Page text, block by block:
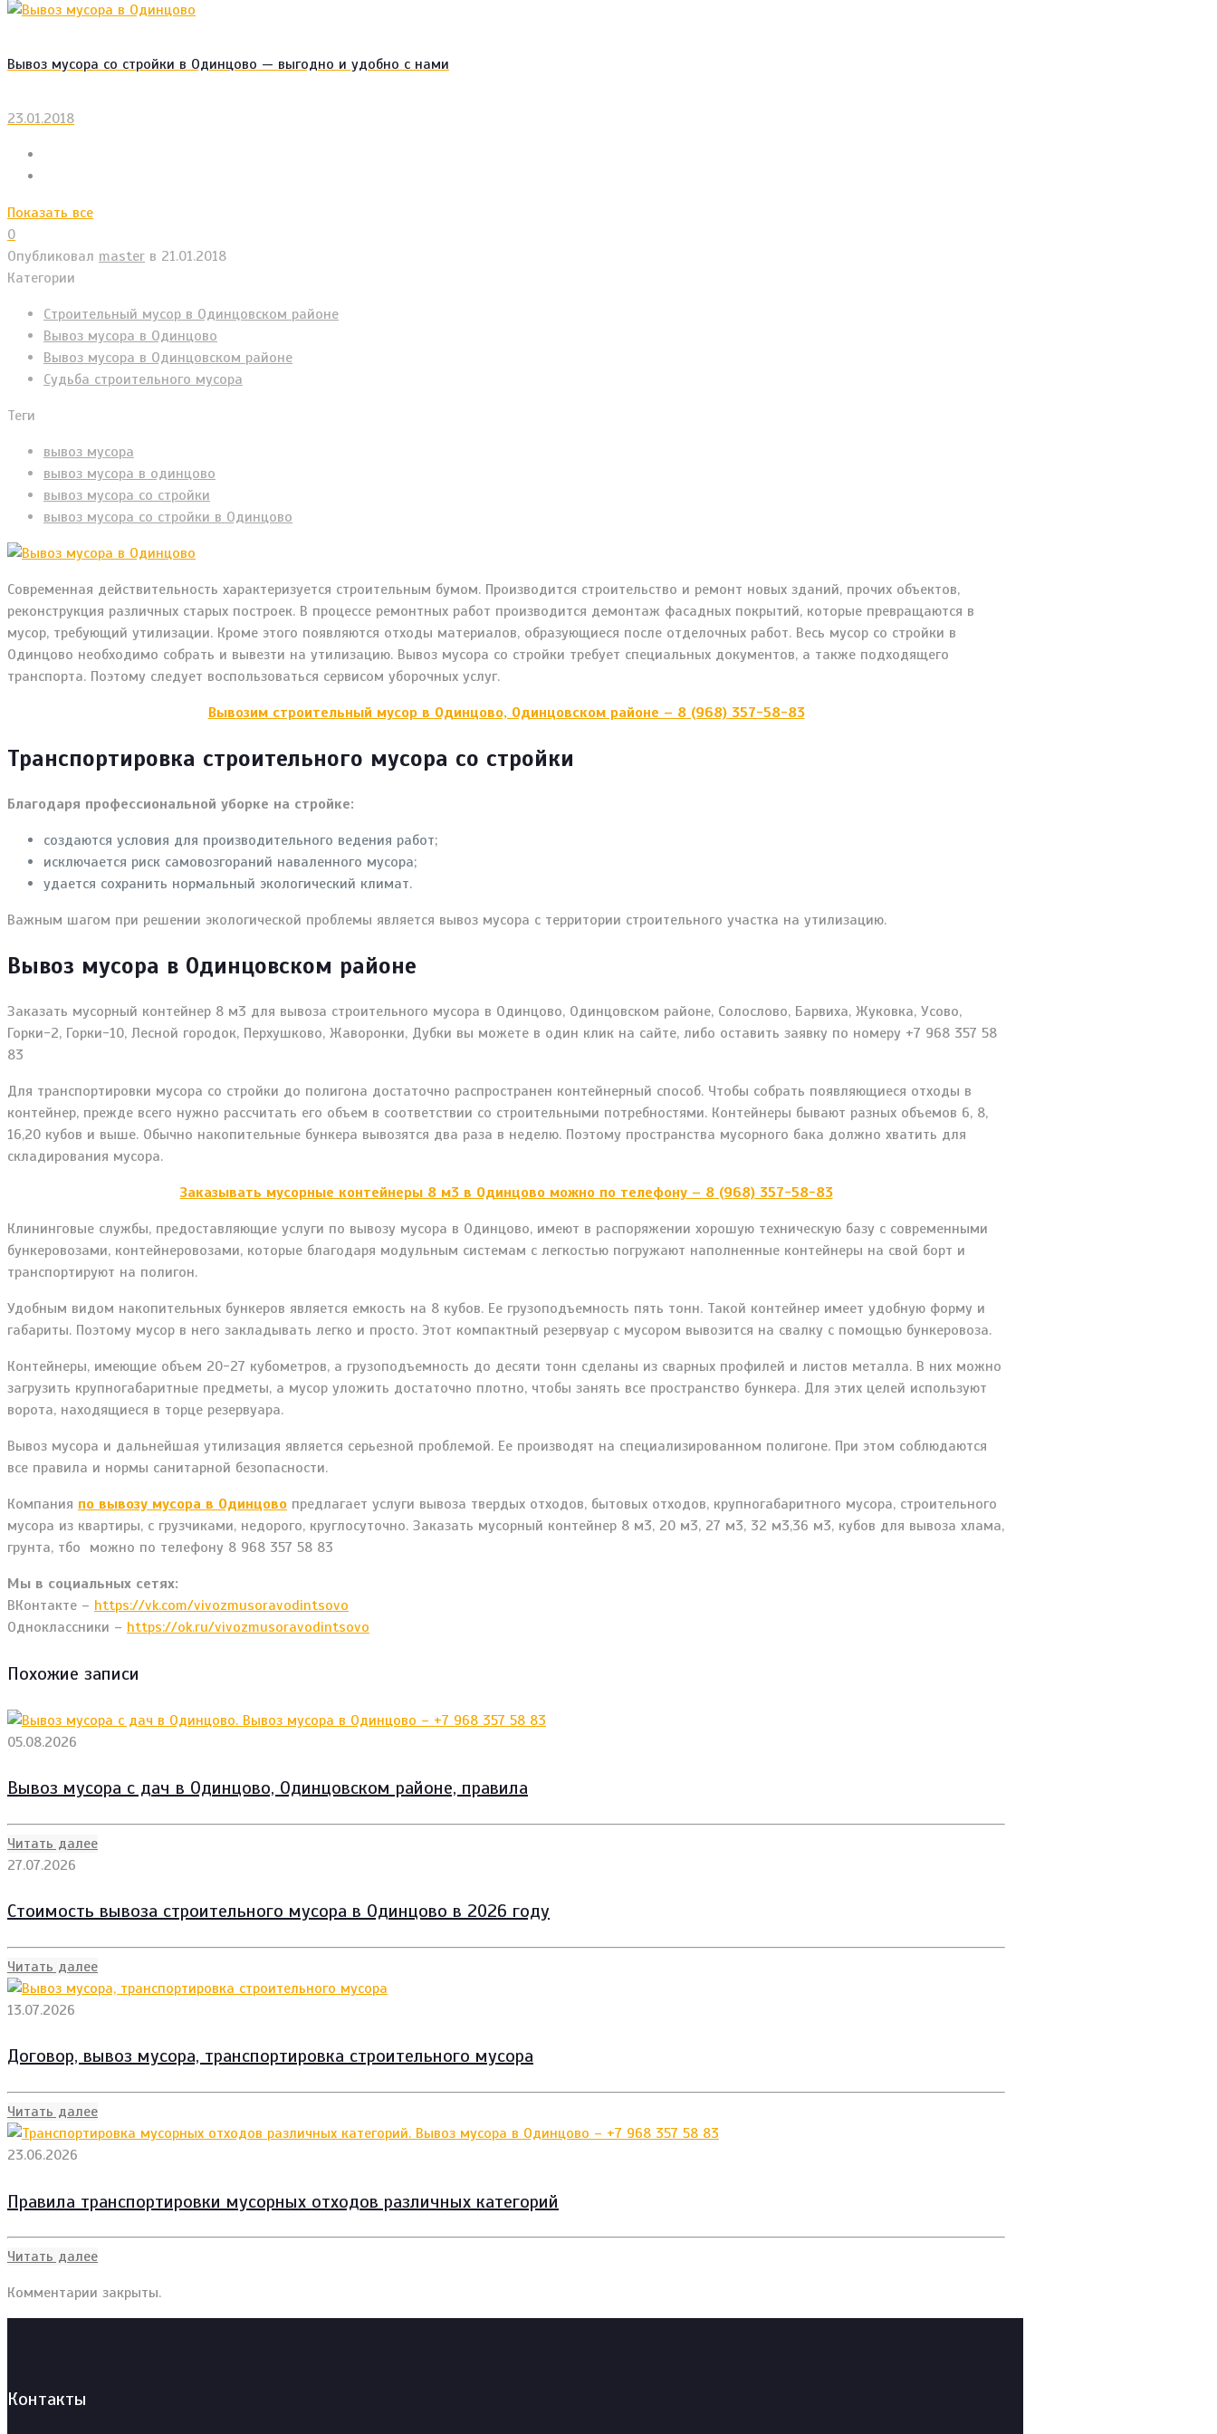
Вывоз мусора со стройки в Одинцово — выгодно и удобно с нами
23.01.2018
Показать все
0
Опубликовал master в 21.01.2018
Категории
Cтроительный мусор в Одинцовском районе
Вывоз мусора в Одинцово
Вывоз мусора в Одинцовском районе
Судьба строительного мусора
Теги
вывоз мусора
вывоз мусора в одинцово
вывоз мусора со стройки
вывоз мусора со стройки в Одинцово
Современная действительность характеризуется строительным бумом. Производится строительство и ремонт новых зданий, прочих объектов,
реконструкция различных старых построек. В процессе ремонтных работ производится демонтаж фасадных покрытий, которые превращаются в
мусор, требующий утилизации. Кроме этого появляются отходы материалов, образующиеся после отделочных работ. Весь мусор со стройки в
Одинцово необходимо собрать и вывезти на утилизацию. Вывоз мусора со стройки требует специальных документов, а также подходящего
транспорта. Поэтому следует воспользоваться сервисом уборочных услуг.
Вывозим строительный мусор в Одинцово, Одинцовском районе – 8 (968) 357-58-83
Транспортировка строительного мусора со стройки
Благодаря профессиональной уборке на стройке:
создаются условия для производительного ведения работ;
исключается риск самовозгораний наваленного мусора;
удается сохранить нормальный экологический климат.
Важным шагом при решении экологической проблемы является вывоз мусора с территории строительного участка на утилизацию.
Вывоз мусора в Одинцовском районе
Заказать мусорный контейнер 8 м3 для вывоза строительного мусора в Одинцово, Одинцовском районе, Солослово, Барвиха, Жуковка, Усово,
Горки-2, Горки-10, Лесной городок, Перхушково, Жаворонки, Дубки вы можете в один клик на сайте, либо оставить заявку по номеру +7 968 357 58
83
Для транспортировки мусора со стройки до полигона достаточно распространен контейнерный способ. Чтобы собрать появляющиеся отходы в
контейнер, прежде всего нужно рассчитать его объем в соответствии со строительными потребностями. Контейнеры бывают разных объемов 6, 8,
16,20 кубов и выше. Обычно накопительные бункера вывозятся два раза в неделю. Поэтому пространства мусорного бака должно хватить для
складирования мусора.
Заказывать мусорные контейнеры 8 м3 в Одинцово можно по телефону – 8 (968) 357-58-83
Клининговые службы, предоставляющие услуги по вывозу мусора в Одинцово, имеют в распоряжении хорошую техническую базу с современными
бункеровозами, контейнеровозами, которые благодаря модульным системам с легкостью погружают наполненные контейнеры на свой борт и
транспортируют на полигон.
Удобным видом накопительных бункеров является емкость на 8 кубов. Ее грузоподъемность пять тонн. Такой контейнер имеет удобную форму и
габариты. Поэтому мусор в него закладывать легко и просто. Этот компактный резервуар с мусором вывозится на свалку с помощью бункеровоза.
Контейнеры, имеющие объем 20-27 кубометров, а грузоподъемность до десяти тонн сделаны из сварных профилей и листов металла. В них можно
загрузить крупногабаритные предметы, а мусор уложить достаточно плотно, чтобы занять все пространство бункера. Для этих целей используют
ворота, находящиеся в торце резервуара.
Вывоз мусора и дальнейшая утилизация является серьезной проблемой. Ее производят на специализированном полигоне. При этом соблюдаются
все правила и нормы санитарной безопасности.
Компания по вывозу мусора в Одинцово предлагает услуги вывоза твердых отходов, бытовых отходов, крупногабаритного мусора, строительного
мусора из квартиры, с грузчиками, недорого, круглосуточно. Заказать мусорный контейнер 8 м3, 20 м3, 27 м3, 32 м3,36 м3, кубов для вывоза хлама,
грунта, тбо можно по телефону 8 968 357 58 83
Мы в социальных сетях:
ВКонтакте – https://vk.com/vivozmusoravodintsovo
Одноклассники – https://ok.ru/vivozmusoravodintsovo
Похожие записи
05.08.2026
Вывоз мусора с дач в Одинцово, Одинцовском районе, правила
Читать далее
27.07.2026
Стоимость вывоза строительного мусора в Одинцово в 2026 году
Читать далее
13.07.2026
Договор, вывоз мусора, транспортировка строительного мусора
Читать далее
23.06.2026
Правила транспортировки мусорных отходов различных категорий
Читать далее
Комментарии закрыты.
Контакты